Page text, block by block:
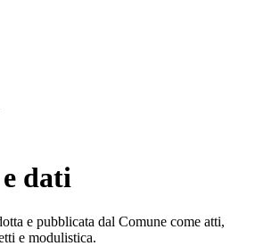
dati
e pubblicata dal Comune come atti,
e modulistica.